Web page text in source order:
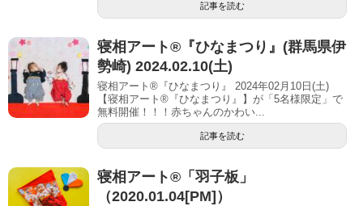
記事を読む
寝相アート®︎『ひなまつり』(群馬県伊
勢崎) 2024.02.10(土)
寝相アート®『ひなまつり』 2024年02月10日(土)
【寝相アート®︎『ひなまつり』】が「5名様限定」で
無料開催！！！赤ちゃんのかわい...
記事を読む
寝相アート®「羽子板」
（2020.01.04[PM]）